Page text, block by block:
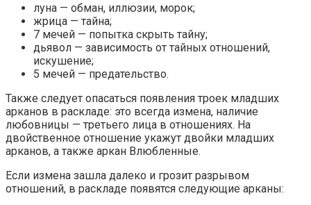
луна — обман, иллюзии, морок;
жрица — тайна;
7 мечей — попытка скрыть тайну;
дьявол — зависимость от тайных отношений,
искушение;
5 мечей — предательство.
Также следует опасаться появления троек младших
арканов в раскладе: это всегда измена, наличие
любовницы — третьего лица в отношениях. На
двойственное отношение укажут двойки младших
арканов, а также аркан Влюбленные.
Если измена зашла далеко и грозит разрывом
отношений, в раскладе появятся следующие арканы: